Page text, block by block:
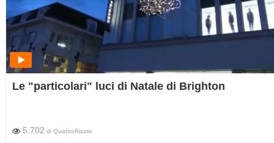
Le "particolari" luci di Natale di Brighton
5.702 di QuattroRisate